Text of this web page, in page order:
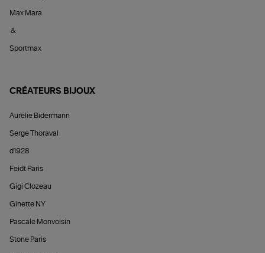
Max Mara
&
Sportmax
CRÉATEURS BIJOUX
Aurélie Bidermann
Serge Thoraval
d1928
Feidt Paris
Gigi Clozeau
Ginette NY
Pascale Monvoisin
Stone Paris